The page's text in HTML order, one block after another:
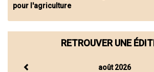
pour l'agriculture
RETROUVER UNE
août 2026